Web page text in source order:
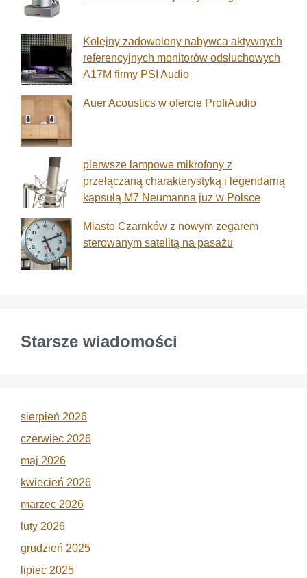
Kolejny zadowolony nabywca aktywnych
referencyjnych monitorów odsłuchowych
A17M firmy PSI Audio
Auer Acoustics w ofercie ProfiAudio
pierwsze lampowe mikrofony z
przełączaną charakterystyką i legendarną
kapsułą M7 Neumanna już w Polsce
Miasto Czarnków z nowym zegarem
sterowanym satelitą na pasażu
Starsze wiadomości
sierpień 2026
czerwiec 2026
maj 2026
kwiecień 2026
marzec 2026
luty 2026
grudzień 2025
lipiec 2025